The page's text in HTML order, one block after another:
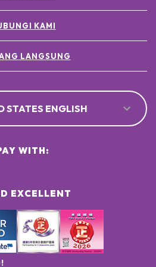
●
KAMI
LANGSUNG
STATES ENGLISH
EXCELLENT
WITH: